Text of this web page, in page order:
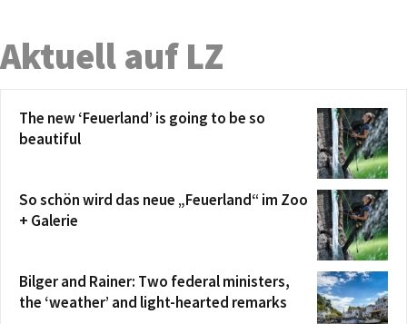
Aktuell auf LZ
The new ‘Feuerland’ is going to be so
beautiful
So schön wird das neue „Feuerland“ im Zoo
+ Galerie
Bilger and Rainer: Two federal ministers,
the ‘weather’ and light-hearted remarks